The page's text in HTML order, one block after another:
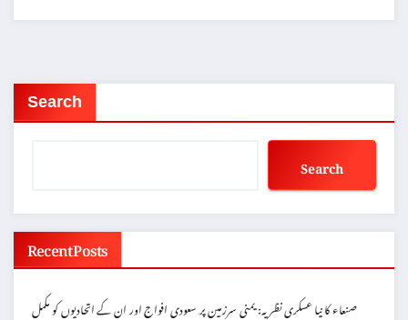
Search
Search
Recent Posts
صنعاء کا نیا عسکری نظریہ: یمنی سرزمین پر سعودی افواج اور ان کے اتحادیوں کو مکمل